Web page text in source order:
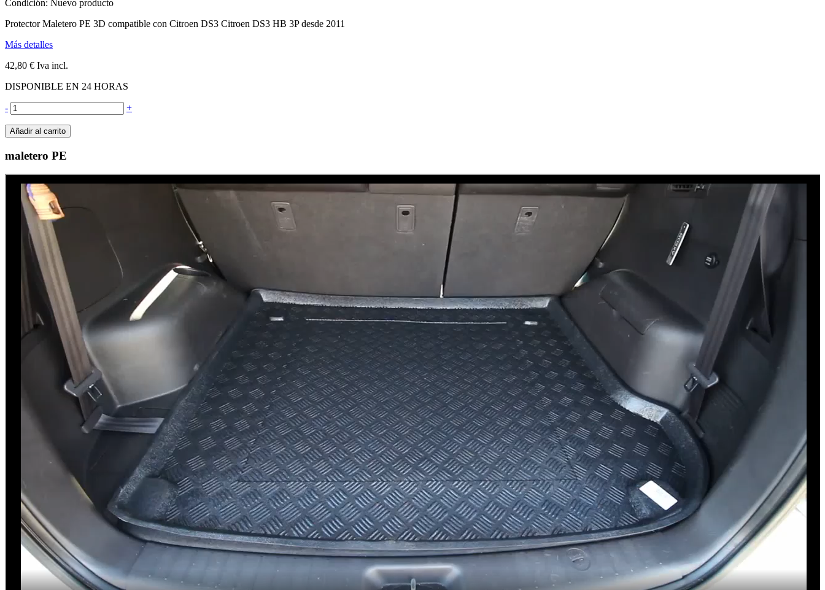
Condición: Nuevo producto
Protector Maletero PE 3D compatible con Citroen DS3 Citroen DS3 HB 3P desde 2011
Más detalles
42,80 € Iva incl.
DISPONIBLE EN 24 HORAS
- +
Añadir al carrito
maletero PE